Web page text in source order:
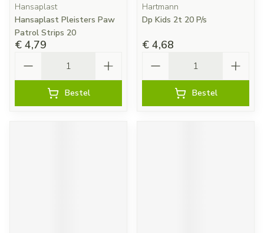
Hansaplast
Hansaplast Pleisters Paw
Patrol Strips 20
€ 4,79
Bestel
Hartmann
Dp Kids 2t 20 P/s
€ 4,68
Bestel